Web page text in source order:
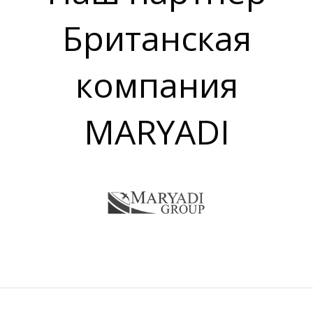
Британская
компания
MARYADI